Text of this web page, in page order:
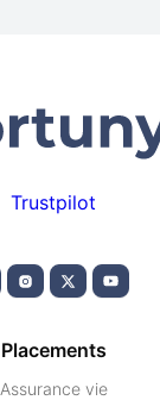
Trustpilot
Placements
Assurance vie